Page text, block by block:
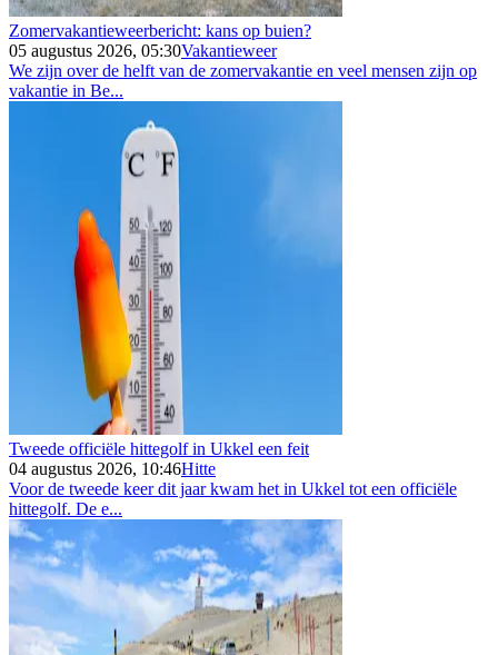
Zomervakantieweerbericht: kans op buien?
05 augustus 2026, 05:30Vakantieweer
We zijn over de helft van de zomervakantie en veel mensen zijn op
vakantie in Be...
Tweede officiële hittegolf in Ukkel een feit
04 augustus 2026, 10:46Hitte
Voor de tweede keer dit jaar kwam het in Ukkel tot een officiële
hittegolf. De e...